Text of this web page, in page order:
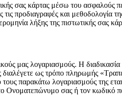
σας κάρτας μέσω του ασφαλούς
προδιαγραφές και
λήξης της πιστωτικής σας
μας λογαριασμούς. Η διαδικασία
ως τρόπο πληρωμής
παρακάτω λογαριασμούς της
Ονοματεπώνυμο σας ή τον κωδικό